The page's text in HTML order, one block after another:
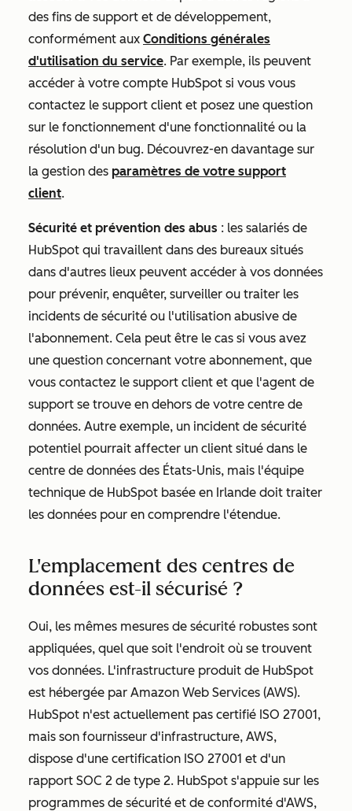
des fins de support et de développement,
conformément aux Conditions générales
d'utilisation du service. Par exemple, ils peuvent
accéder à votre compte HubSpot si vous vous
contactez le support client et posez une question
sur le fonctionnement d'une fonctionnalité ou la
résolution d'un bug. Découvrez-en davantage sur
la gestion des paramètres de votre support
client.
Sécurité et prévention des abus : les salariés de
HubSpot qui travaillent dans des bureaux situés
dans d'autres lieux peuvent accéder à vos données
pour prévenir, enquêter, surveiller ou traiter les
incidents de sécurité ou l'utilisation abusive de
l'abonnement. Cela peut être le cas si vous avez
une question concernant votre abonnement, que
vous contactez le support client et que l'agent de
support se trouve en dehors de votre centre de
données. Autre exemple, un incident de sécurité
potentiel pourrait affecter un client situé dans le
centre de données des États-Unis, mais l'équipe
technique de HubSpot basée en Irlande doit traiter
les données pour en comprendre l'étendue.
L'emplacement des centres de
données est-il sécurisé ?
Oui, les mêmes mesures de sécurité robustes sont
appliquées, quel que soit l'endroit où se trouvent
vos données. L'infrastructure produit de HubSpot
est hébergée par Amazon Web Services (AWS).
HubSpot n'est actuellement pas certifié ISO 27001,
mais son fournisseur d'infrastructure, AWS,
dispose d'une certification ISO 27001 et d'un
rapport SOC 2 de type 2. HubSpot s'appuie sur les
programmes de sécurité et de conformité d'AWS,